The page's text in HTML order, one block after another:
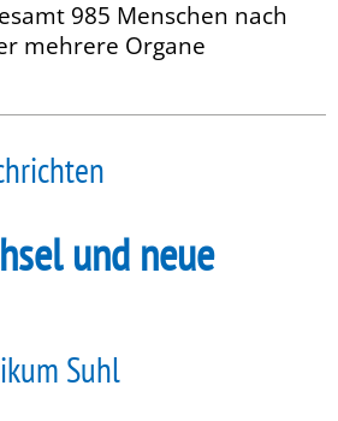
985 Menschen nach
mehrere Organe
und neue
Suhl